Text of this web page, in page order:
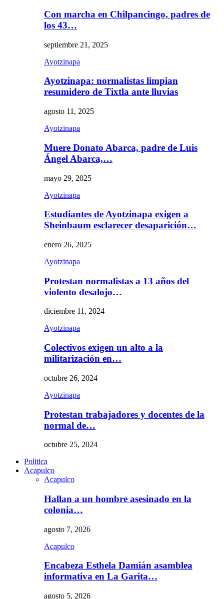
Con marcha en Chilpancingo, padres de
los 43…
septiembre 21, 2025
Ayotzinapa
Ayotzinapa: normalistas limpian
resumidero de Tixtla ante lluvias
agosto 11, 2025
Ayotzinapa
Muere Donato Abarca, padre de Luis
Ángel Abarca,…
mayo 29, 2025
Ayotzinapa
Estudiantes de Ayotzinapa exigen a
Sheinbaum esclarecer desaparición…
enero 26, 2025
Ayotzinapa
Protestan normalistas a 13 años del
violento desalojo…
diciembre 11, 2024
Ayotzinapa
Colectivos exigen un alto a la
militarización en…
octubre 26, 2024
Ayotzinapa
Protestan trabajadores y docentes de la
normal de…
octubre 25, 2024
Politica
Acapulco
Acapulco
Hallan a un hombre asesinado en la
colonia…
agosto 7, 2026
Acapulco
Encabeza Esthela Damián asamblea
informativa en La Garita…
agosto 5, 2026